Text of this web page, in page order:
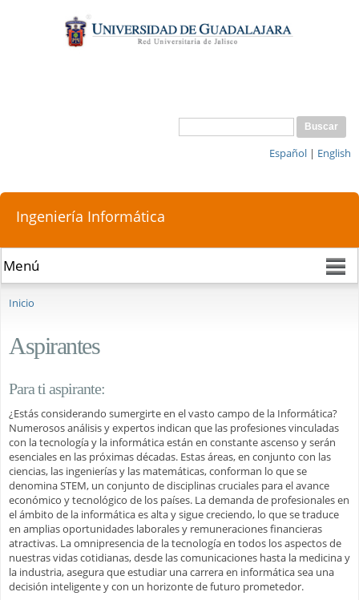
contenido
principal
Formulario de búsqueda
Buscar
Español | English
Ingeniería Informática
Inicio
Aspirantes
Para ti aspirante:
¿Estás considerando sumergirte en el vasto campo de la Informática?
Numerosos análisis y expertos indican que las profesiones vinculadas
con la tecnología y la informática están en constante ascenso y serán
esenciales en las próximas décadas. Estas áreas, en conjunto con las
ciencias, las ingenierías y las matemáticas, conforman lo que se
denomina STEM, un conjunto de disciplinas cruciales para el avance
económico y tecnológico de los países. La demanda de profesionales en
el ámbito de la informática es alta y sigue creciendo, lo que se traduce
en amplias oportunidades laborales y remuneraciones financieras
atractivas. La omnipresencia de la tecnología en todos los aspectos de
nuestras vidas cotidianas, desde las comunicaciones hasta la medicina y
la industria, asegura que estudiar una carrera en informática sea una
decisión inteligente y con un horizonte de futuro prometedor.